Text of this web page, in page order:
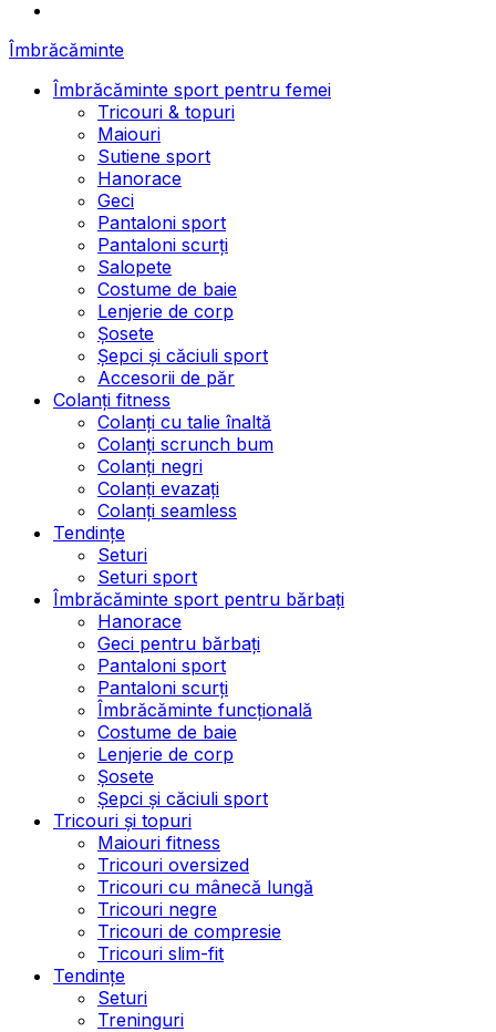
Îmbrăcăminte
Îmbrăcăminte sport pentru femei
Tricouri & topuri
Maiouri
Sutiene sport
Hanorace
Geci
Pantaloni sport
Pantaloni scurți
Salopete
Costume de baie
Lenjerie de corp
Șosete
Șepci și căciuli sport
Accesorii de păr
Colanți fitness
Colanți cu talie înaltă
Colanți scrunch bum
Colanți negri
Colanți evazați
Colanți seamless
Tendințe
Seturi
Seturi sport
Îmbrăcăminte sport pentru bărbați
Hanorace
Geci pentru bărbați
Pantaloni sport
Pantaloni scurți
Îmbrăcăminte funcțională
Costume de baie
Lenjerie de corp
Șosete
Șepci și căciuli sport
Tricouri și topuri
Maiouri fitness
Tricouri oversized
Tricouri cu mânecă lungă
Tricouri negre
Tricouri de compresie
Tricouri slim-fit
Tendințe
Seturi
Treninguri